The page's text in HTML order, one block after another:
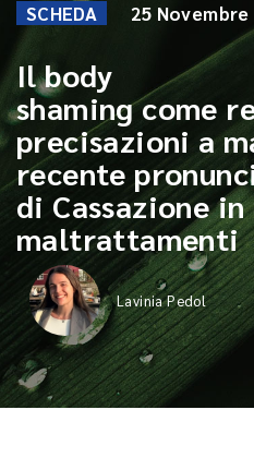
SCHEDA 25 Novembre
Il body
shaming come
precisazioni a
recente
di Cassazione
maltrattamenti
Lavinia Pedol